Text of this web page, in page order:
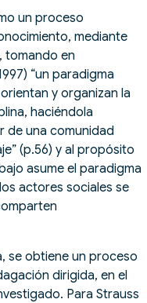
un proceso
mediante
tomando en
“un paradigma
y organizan la
haciéndola
de una comunidad
(p.56) y al propósito
asume el paradigma
actores sociales se
se obtiene un proceso
dirigida, en el
Para Strauss